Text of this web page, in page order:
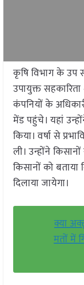
कृषि विभाग के उप
उपायुक्त
कंपनियों के
मेंड पहुंचे। यहां
किया। वर्षा से
ली। उन्होंने
किसानों को
दिलाया जायेगा।
क्या
मतों में